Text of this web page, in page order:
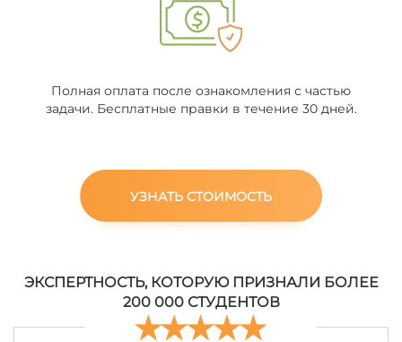
Полная оплата после ознакомления с частью
задачи. Бесплатные правки в течение 30 дней.
УЗНАТЬ СТОИМОСТЬ
ЭКСПЕРТНОСТЬ, КОТОРУЮ ПРИЗНАЛИ БОЛЕЕ
200 000 СТУДЕНТОВ